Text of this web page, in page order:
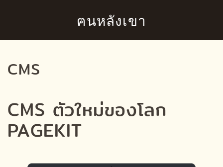
Skip to main contentฅนหลังเขา
CMS
CMS ตัวใหม่ของโลก
PAGEKIT